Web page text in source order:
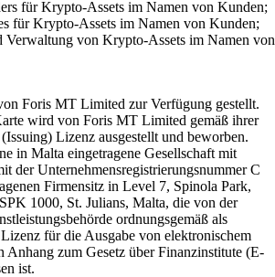
für Krypto-Assets im Namen von Kunden;
für Krypto-Assets im Namen von Kunden;
Verwaltung von Krypto-Assets im Namen von
Foris MT Limited zur Verfügung gestellt.
wird von Foris MT Limited gemäß ihrer
Lizenz ausgestellt und beworben.
in Malta eingetragene Gesellschaft mit
der Unternehmensregistrierungsnummer C
Firmensitz in Level 7, Spinola Park,
1000, St. Julians, Malta, die von der
ordnungsgemäß als
für die Ausgabe von elektronischem
Anhang zum Gesetz über Finanzinstitute (E-
ist.